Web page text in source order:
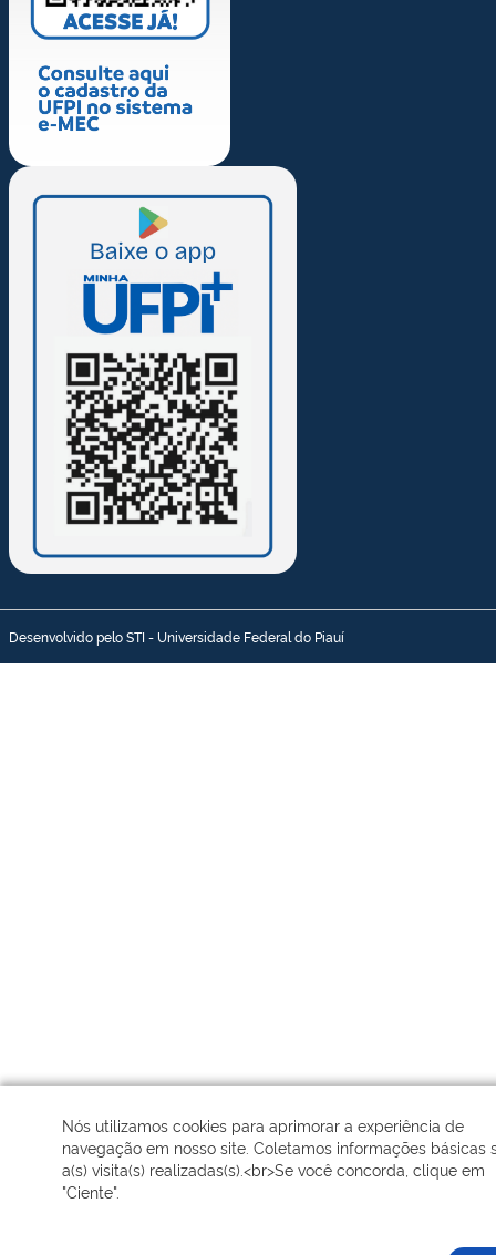
Desenvolvido pelo STI - Universidade Federal do Piauí
Nós utilizamos cookies para aprimorar a experiência de
navegação em nosso site. Coletamos informações básicas
a(s) visita(s) realizadas(s).<br>Se você concorda, clique em
"Ciente".